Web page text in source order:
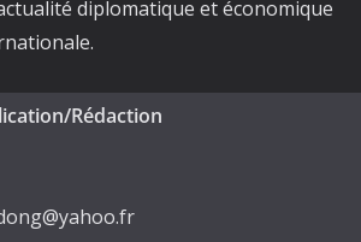
diplomatique et économique
Rédaction